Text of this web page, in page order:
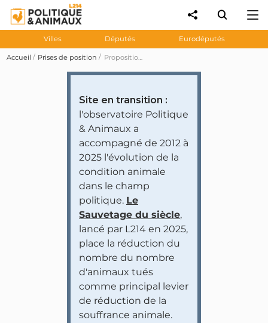
Villes Députés Eurodéputés
Accueil Prises de position Proposition de loi n°579 visant à davantage pénaliser les entraves à la chasse et les lanceurs d'alerte filmant la réalité des élevages et des abattoirs
Site en transition :
l'observatoire Politique
& Animaux a
accompagné de 2012 à
2025 l'évolution de la
condition animale
dans le champ
politique. Le
Sauvetage du siècle,
lancé par L214 en 2025,
place la réduction du
nombre du nombre
d'animaux tués
comme principal levier
de réduction de la
souffrance animale.